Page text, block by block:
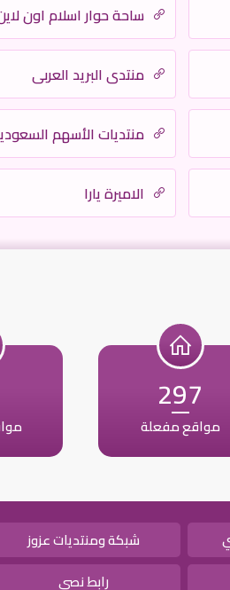
ساحة حوار اسلام اون
منتدى البريد العربي
منتديات الأسهم
الاميرة يارا
297
مواقع مفعلة
شبكة ومنتديات عزوز
رابط نصي